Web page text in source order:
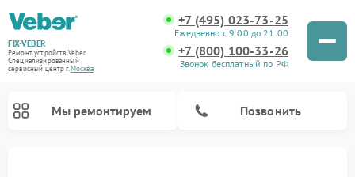
FIX-VEBER
Ремонт устройств Veber
Специализированный
cервисный центр г.Москва
+7 (495) 023-73-25
Ежедневно с 9:00 до 21:00
+7 (800) 100-33-26
Звонок бесплатный по РФ
Мы ремонтируем Позвонить